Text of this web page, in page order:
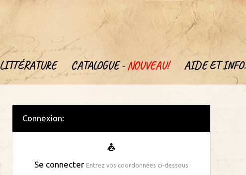
LITTÉRATURE CATALOGUE -NOUVEAU! AIDE ET INFO.
Connexion:
Se connecter Entrez vos coordonnées ci-dessous